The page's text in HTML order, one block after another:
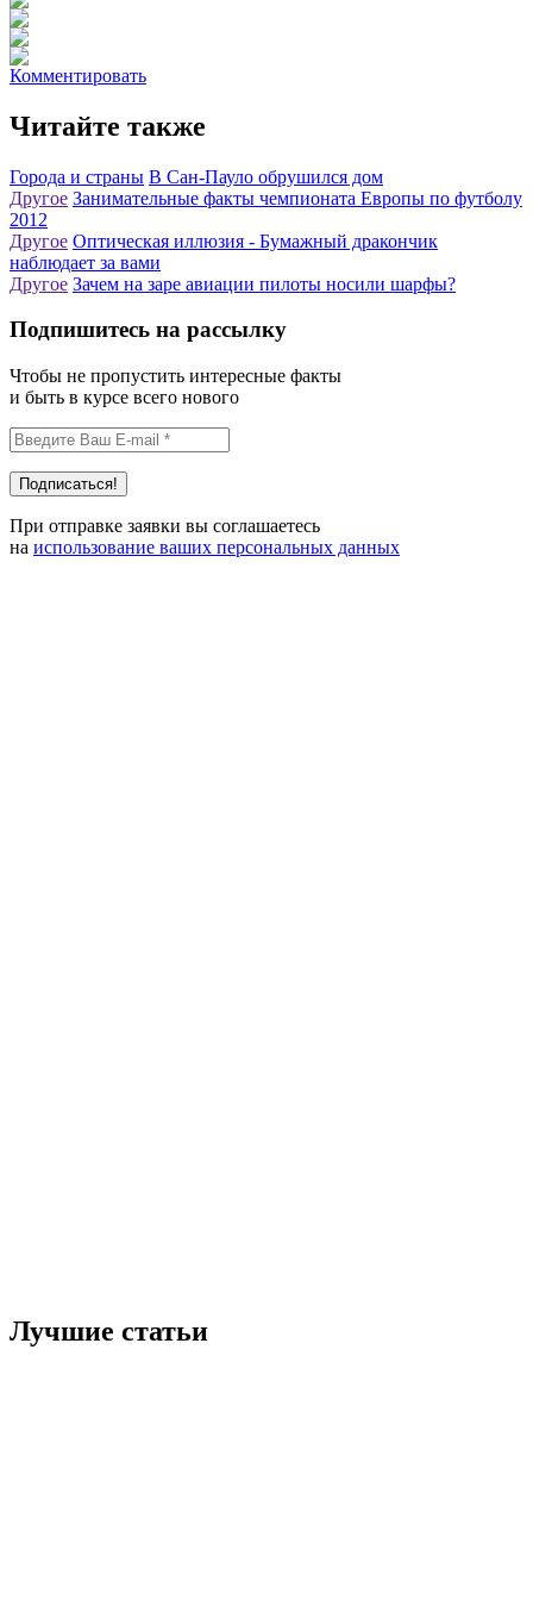
Комментировать
Читайте также
Города и страны В Сан-Пауло обрушился дом
Другое Занимательные факты чемпионата Европы по футболу
2012
Другое Оптическая иллюзия - Бумажный дракончик
наблюдает за вами
Другое Зачем на заре авиации пилоты носили шарфы?
Подпишитесь на рассылку
Чтобы не пропустить интересные факты
и быть в курсе всего нового
При отправке заявки вы соглашаетесь
на использование ваших персональных данных
Лучшие статьи